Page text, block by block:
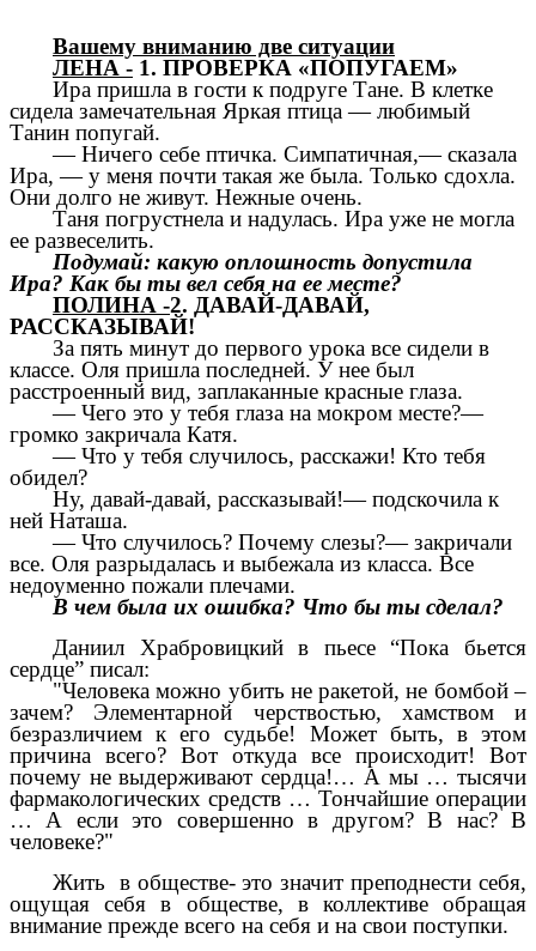
Вашему вниманию две ситуации
ЛЕНА - 1. ПРОВЕРКА «ПОПУГАЕМ»
Ира пришла в гости к подруге Тане. В клетке
сидела замечательная Яркая птица — любимый
Танин попугай.
— Ничего себе птичка. Симпатичная,— сказала
Ира, — у меня почти такая же была. Только сдохла.
Они долго не живут. Нежные очень.
Таня погрустнела и надулась. Ира уже не могла
ее развеселить.
Подумай: какую оплошность допустила
Ира? Как бы ты вел себя на ее месте?
ПОЛИНА -2. ДАВАЙ-ДАВАЙ,
РАССКАЗЫВАЙ!
За пять минут до первого урока все сидели в
классе. Оля пришла последней. У нее был
расстроенный вид, заплаканные красные глаза.
— Чего это у тебя глаза на мокром месте?—
громко закричала Катя.
— Что у тебя случилось, расскажи! Кто тебя
обидел?
Ну, давай-давай, рассказывай!— подскочила к
ней Наташа.
— Что случилось? Почему слезы?— закричали
все. Оля разрыдалась и выбежала из класса. Все
недоуменно пожали плечами.
В чем была их ошибка? Что бы ты сделал?
Даниил Храбровицкий в пьесе “Пока бьется
сердце” писал:
"Человека можно убить не ракетой, не бомбой –
зачем? Элементарной черствостью, хамством и
безразличием к его судьбе! Может быть, в этом
причина всего? Вот откуда все происходит! Вот
почему не выдерживают сердца!… А мы … тысячи
фармакологических средств … Тончайшие операции
… А если это совершенно в другом? В нас? В
человеке?"
Жить в обществе- это значит преподнести себя,
ощущая себя в обществе, в коллективе обращая
внимание прежде всего на себя и на свои поступки.